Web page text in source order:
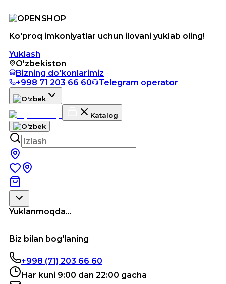
Ko'proq imkoniyatlar uchun ilovani yuklab oling!
Yuklash
O'zbekiston
Bizning do'konlarimiz
+998 71 203 66 60
Telegram operator
Katalog
Yuklanmoqda...
Biz bilan bog'laning
+998 (71) 203 66 60
Har kuni 9:00 dan 22:00 gacha